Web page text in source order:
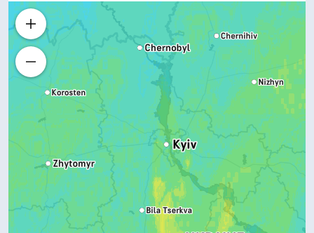
часта і надмірна дія може
призвести до серйозніших
наслідків для здоров'я.